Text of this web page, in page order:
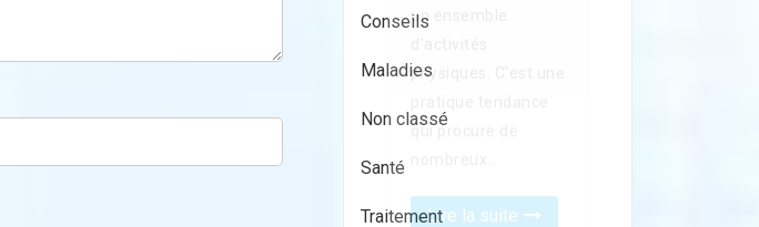
Conseils
Maladies
Non classé
Santé
Traitement